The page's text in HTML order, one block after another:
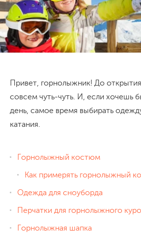
Привет, горнолыжник! До
совсем чуть-чуть. И, если хочешь
день, самое время выбирать
катания.
Горнолыжный костюм
Как примерять горнолыжный
Одежда для сноуборда
Перчатки для горнолыжного
Горнолыжная шапка